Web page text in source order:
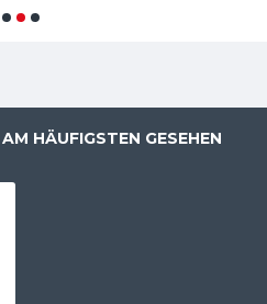
AM HÄUFIGSTEN GESEHEN